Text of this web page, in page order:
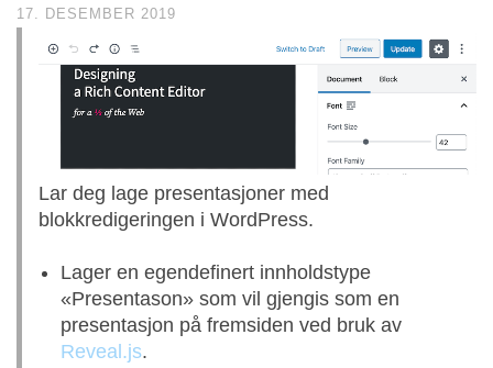
17. DESEMBER 2019
Lar deg lage presentasjoner med
blokkredigeringen i WordPress.
Lager en egendefinert innholdstype
«Presentason» som vil gjengis som en
presentasjon på fremsiden ved bruk av
Reveal.js.